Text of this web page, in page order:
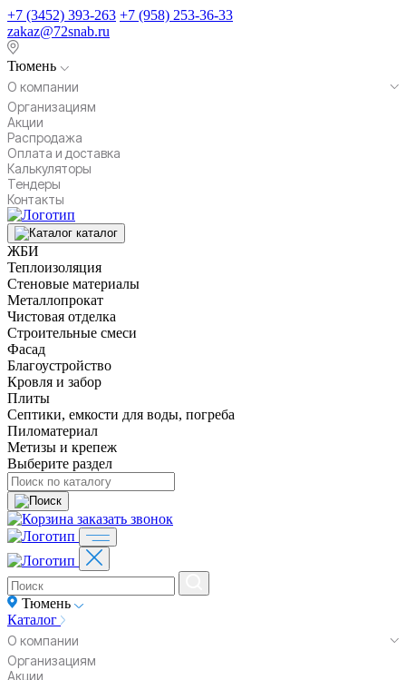
+7 (3452) 393-263 +7 (958) 253-36-33
zakaz@72snab.ru
Тюмень
О компании
Организациям
Акции
Распродажа
Оплата и доставка
Калькуляторы
Тендеры
Контакты
каталог
ЖБИ
Теплоизоляция
Стеновые материалы
Металлопрокат
Чистовая отделка
Строительные смеси
Фасад
Благоустройство
Кровля и забор
Плиты
Септики, емкости для воды, погреба
Пиломатериал
Метизы и крепеж
Выберите раздел
заказать звонок
Тюмень
Каталог
О компании
Организациям
Акции